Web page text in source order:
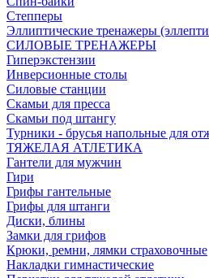
Степперы
Эллиптические тренажеры
СИЛОВЫЕ ТРЕНАЖЕРЫ
Гиперэкстензии
Инверсионные столы
Силовые станции
Скамьи для пресса
Скамьи под штангу
Турники - брусья напольные для
ТЯЖЕЛАЯ АТЛЕТИКА
Гантели для мужчин
Гири
Грифы гантельные
Грифы для штанги
Диски, блины
Замки для грифов
Крюки, ремни, лямки страховочные
Накладки гимнастические